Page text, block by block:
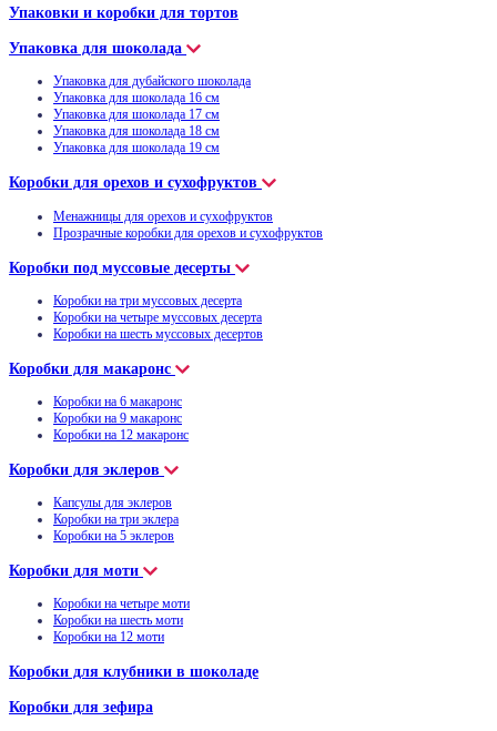
Упаковки и коробки для тортов
Упаковка для шоколада
Упаковка для дубайского шоколада
Упаковка для шоколада 16 см
Упаковка для шоколада 17 см
Упаковка для шоколада 18 см
Упаковка для шоколада 19 см
Коробки для орехов и сухофруктов
Менажницы для орехов и сухофруктов
Прозрачные коробки для орехов и сухофруктов
Коробки под муссовые десерты
Коробки на три муссовых десерта
Коробки на четыре муссовых десерта
Коробки на шесть муссовых десертов
Коробки для макаронс
Коробки на 6 макаронс
Коробки на 9 макаронс
Коробки на 12 макаронс
Коробки для эклеров
Капсулы для эклеров
Коробки на три эклера
Коробки на 5 эклеров
Коробки для моти
Коробки на четыре моти
Коробки на шесть моти
Коробки на 12 моти
Коробки для клубники в шоколаде
Коробки для зефира